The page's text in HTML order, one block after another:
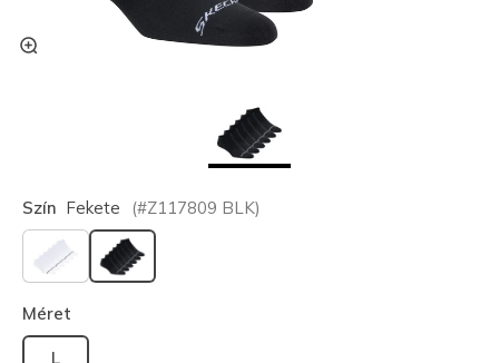
Szín Fekete (#Z117809 BLK)
kiválasztva
Méret
L